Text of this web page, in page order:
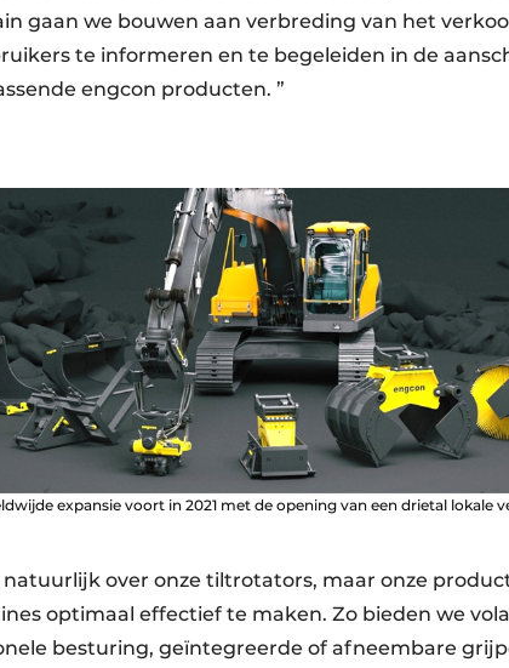
gaan we bouwen aan verbreding van het
te informeren en te begeleiden in de
engcon producten. ”
expansie voort in 2021 met de opening van een drietal lokale
over onze tiltrotators, maar onze
optimaal effectief te maken. Zo bieden we
besturing, geïntegreerde of afneembare